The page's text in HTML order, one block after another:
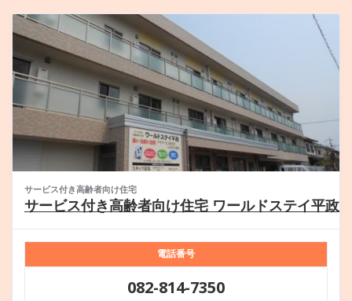
サービス付き高齢者向け住宅
サービス付き高齢者向け住宅 ワールドステイ平政
電話番号
082-814-7350